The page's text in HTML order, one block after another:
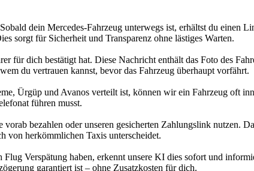
dein Mercedes-Fahrzeug unterwegs ist, erhältst du einen
sorgt für Sicherheit und Transparenz ohne lästiges Warten.
für dich bestätigt hat. Diese Nachricht enthält das Foto des
du vertrauen kannst, bevor das Fahrzeug überhaupt vorfährt.
Ürgüp und Avanos verteilt ist, können wir ein Fahrzeug oft
führen musst.
bezahlen oder unseren gesicherten Zahlungslink nutzen.
von herkömmlichen Taxis unterscheidet.
Verspätung haben, erkennt unsere KI dies sofort und
garantiert ist – ohne Zusatzkosten für dich.